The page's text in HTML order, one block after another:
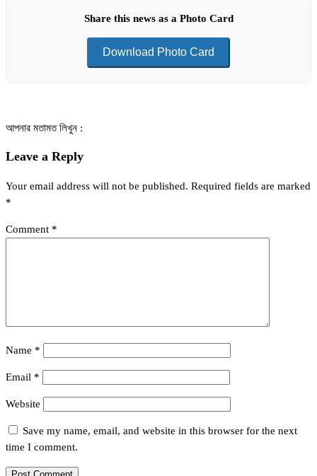
Share this news as a Photo Card
Download Photo Card
আপনার মতামত লিখুন :
Leave a Reply
Your email address will not be published. Required fields are marked
*
Comment *
Name *
Email *
Website
Save my name, email, and website in this browser for the next
time I comment.